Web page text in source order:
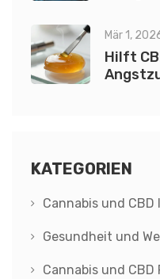
Mär 1,
Hilft
KATEGORIEN
Cannabis und
Gesundheit und
Cannabis und CBD